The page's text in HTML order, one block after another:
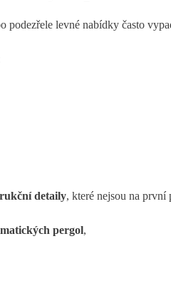
podezřele levné nabídky často
detaily, které nejsou na první
pergol,